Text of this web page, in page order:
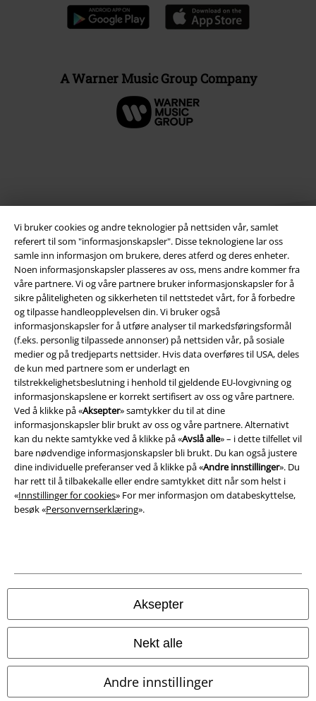
Vi bruker cookies og andre teknologier på nettsiden vår, samlet
referert til som "informasjonskapsler". Disse teknologiene lar oss
samle inn informasjon om brukere, deres atferd og deres enheter.
Noen informasjonskapsler plasseres av oss, mens andre kommer fra
våre partnere. Vi og våre partnere bruker informasjonskapsler for å
sikre påliteligheten og sikkerheten til nettstedet vårt, for å forbedre
og tilpasse handleopplevelsen din. Vi bruker også
informasjonskapsler for å utføre analyser til markedsføringsformål
(f.eks. personlig tilpassede annonser) på nettsiden vår, på sosiale
medier og på tredjeparts nettsider. Hvis data overføres til USA, deles
de kun med partnere som er underlagt en
tilstrekkelighetsbeslutning i henhold til gjeldende EU-lovgivning og
informasjonskapslene er korrekt sertifisert av oss og våre partnere.
Ved å klikke på «Aksepter» samtykker du til at dine
informasjonskapsler blir brukt av oss og våre partnere. Alternativt
kan du nekte samtykke ved å klikke på «Avslå alle» – i dette tilfellet vil
bare nødvendige informasjonskapsler bli brukt. Du kan også justere
dine individuelle preferanser ved å klikke på «Andre innstillinger». Du
har rett til å tilbakekalle eller endre samtykket ditt når som helst i
«Innstillinger for cookies» For mer informasjon om databeskyttelse,
besøk «Personvernserklæring».
Aksepter
Nekt alle
Andre innstillinger
A Warner Music Group Company
Juridisk informasjon/Vilkår
Vilkår
Impressum
Konfidensialitetserklæring
Avfallshåndtering og miljøbeskyttelse
Samsvarserklæring
Innstillinger for cookies
Angre bestilling
EMP Online Shops
EMP International